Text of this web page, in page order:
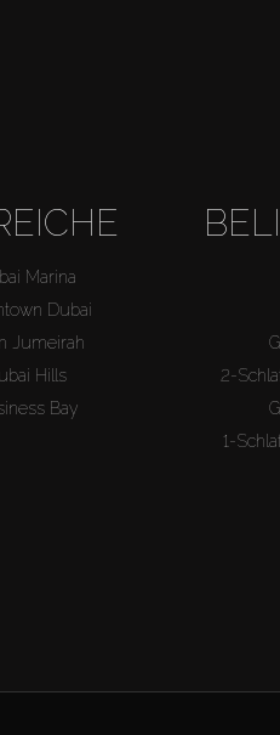
Marina
Dubai
Jumeirah
Hills
Bay
2-
1-